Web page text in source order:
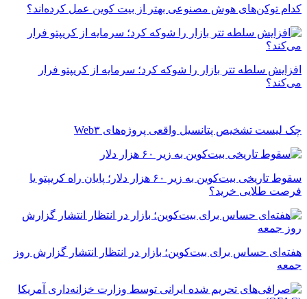
کدام توکن‌های هوش مصنوعی بهتر از بیت کوین عمل کرده‌اند؟
افزایش سلطه تتر بازار را شوکه کرد؛ سرمایه از کریپتو فرار
می‌کند؟
چک ‌لیست تشخیص پتانسیل واقعی پروژه‌های Web۳
سقوط تاریخی بیت‌کوین به زیر ۶۰ هزار دلار؛ پایان راه کریپتو یا
فرصت طلایی خرید؟
هفته‌ای حساس برای بیت‌کوین؛ بازار در انتظار انتشار گزارش روز
جمعه